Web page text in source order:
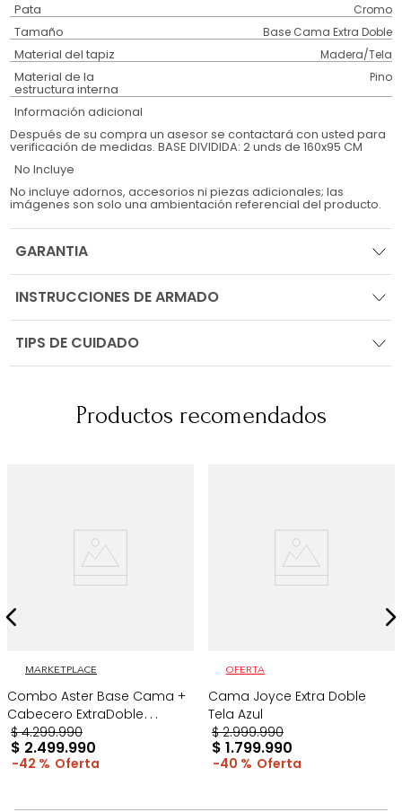
Pata Cromo
Tamaño Base Cama Extra Doble
Material del tapiz Madera/Tela
Material de la
estructura interna
Pino
Información adicional
Después de su compra un asesor se contactará con usted para
verificación de medidas. BASE DIVIDIDA: 2 unds de 160x95 CM
No Incluye
No incluye adornos, accesorios ni piezas adicionales; las
imágenes son solo una ambientación referencial del producto.
GARANTIA
INSTRUCCIONES DE ARMADO
TIPS DE CUIDADO
Productos recomendados
MARKETPLACE
Combo Aster Base Cama +
Cabecero ExtraDoble
Taupe/Madera
$ 4.299.990
$ 2.499.990
42 %
OFERTA
Cama Joyce Extra Doble
Tela Azul
$ 2.999.990
$ 1.799.990
40 %